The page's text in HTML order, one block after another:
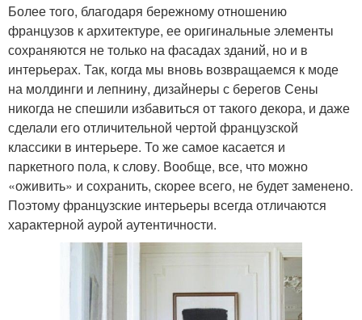
Более того, благодаря бережному отношению
французов к архитектуре, ее оригинальные элементы
сохраняются не только на фасадах зданий, но и в
интерьерах. Так, когда мы вновь возвращаемся к моде
на молдинги и лепнину, дизайнеры с берегов Сены
никогда не спешили избавиться от такого декора, и даже
сделали его отличительной чертой французской
классики в интерьере. То же самое касается и
паркетного пола, к слову. Вообще, все, что можно
«оживить» и сохранить, скорее всего, не будет заменено.
Поэтому французские интерьеры всегда отличаются
характерной аурой аутентичности.